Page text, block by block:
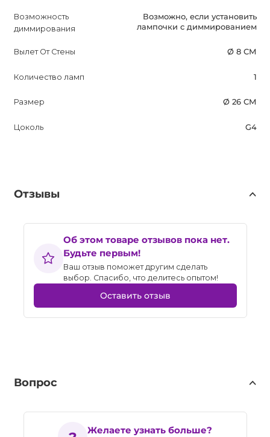
Возможность
диммирования
Возможно, если установить
лампочки с диммированием
Вылет От Стены Ø 8 СМ
Количество ламп 1
Размер Ø 26 СМ
Цоколь G4
Отзывы
Об этом товаре отзывов пока нет.
Будьте первым!
Ваш отзыв поможет другим сделать
выбор. Спасибо, что делитесь опытом!
Оставить отзыв
Вопрос
Желаете узнать больше?